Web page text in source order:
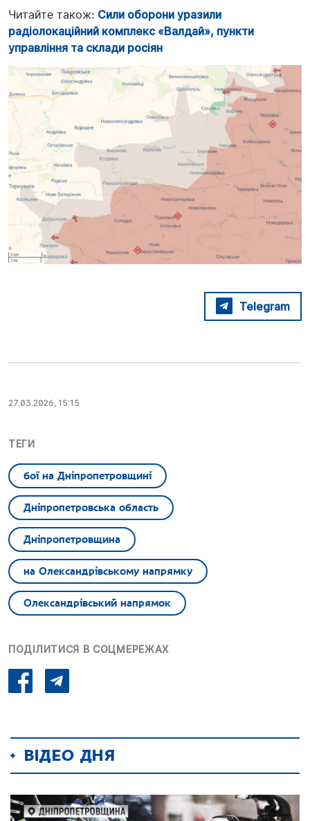
Читайте також: Сили оборони уразили
радіолокаційний комплекс «Валдай», пункти
управління та склади росіян
Telegram
27.03.2026, 15:15
ТЕГИ
бої на Дніпропетровщині
Дніпропетровська область
Дніпропетровщина
на Олександрівському напрямку
Олександрівський напрямок
ПОДІЛИТИСЯ В СОЦМЕРЕЖАХ
ВІДЕО ДНЯ